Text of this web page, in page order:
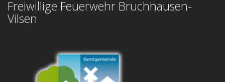
Freiwillige Feuerwehr Bruchhausen-
Vilsen